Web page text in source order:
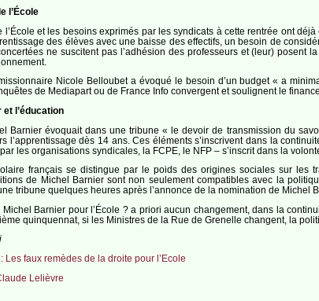
l’École
l’École et les besoins exprimés par les syndicats à cette rentrée ont
des élèves avec une baisse des effectifs, un besoin de
ne suscitent pas l’adhésion des professeurs et (leur)
Nicole Belloubet a évoqué le besoin d’un budget « a
de Mediapart ou de France Info convergent et soulignent le
l’éducation
Barnier évoquait dans une tribune « le devoir de transmission du
l’apprentissage dès 14 ans. Ces éléments s’inscrivent dans la
les organisations syndicales, la FCPE, le NFP – s’inscrit dans la
français se distingue par le poids des origines sociales sur les
de Michel Barnier sont non seulement compatibles avec la
tribune quelques heures après l’annonce de la nomination de Michel
Michel Barnier pour l’École ? a priori aucun changement, dans la
quinquennat, si les Ministres de la Rue de Grenelle changent, la
Les faux remèdes de la droite pour l’Ecole
Lelièvre